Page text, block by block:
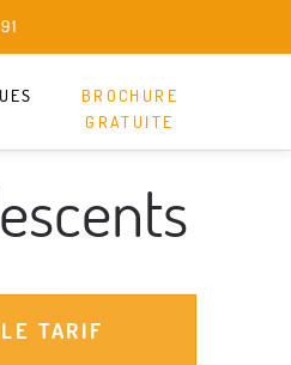
BROCHURE
GRATUITE
partez pas
vous
TARIF